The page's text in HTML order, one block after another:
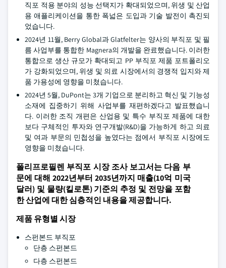
직포 적용 분야의 성능 선택지가 확대되었으며, 위생 및 산업
용 애플리케이션을 통한 폭넓은 도입과 기술 발전이 촉진되
었습니다.
2024년 11월, Berry Global과 Glatfelter는 양사의 부직포 및 필
름 사업부를 통합한 Magnera의 개발을 완료했습니다. 이러한
통합으로 생산 규모가 확대되고 PP 부직포 제품 포트폴리오
가 강화되었으며, 위생 및 의료 시장에서의 경쟁적 입지와 제
품 가용성에 영향을 미쳤습니다.
2024년 5월, DuPont는 3개 기업으로 분리하고 혁신 및 기능성
소재에 집중하기 위해 사업부를 재편하겠다고 발표했습니
다. 이러한 조직 개편은 산업용 및 특수 부직포 제품에 대한
보다 구체적인 투자와 연구개발(R&D)을 가능하게 하고 의료
및 여과 부문의 민첩성을 높였다는 점에서 부직포 시장에도
영향을 미쳤습니다.
폴리프로필렌 부직포 시장 조사 보고서는 다음 부
문에 대해 2022년부터 2035년까지 매출(10억 미국
달러) 및 물량(킬로톤) 기준의 추정 및 전망을 포함
한 산업에 대한 심층적인 내용을 제공합니다.
제품 유형별 시장
스펀본드 부직포
단층 스펀본드
다층 스펀본드